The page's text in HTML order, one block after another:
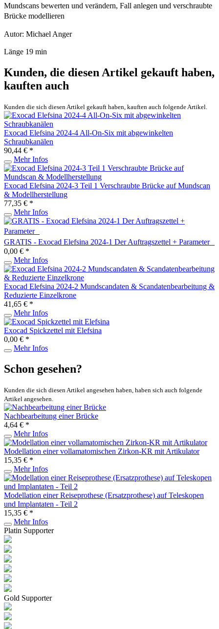
Mundscans bewerten und verändern, Fall anlegen und verschraubte
Brücke modellieren
Autor: Michael Anger
Länge 19 min
Kunden, die diesen Artikel gekauft haben,
kauften auch
Kunden die sich diesen Artikel gekauft haben, kauften auch folgende Artikel.
Exocad Elefsina 2024-4 All-On-Six mit abgewinkelten
Schraubkanälen
90,44 € *
Mehr Infos
Exocad Elefsina 2024-3 Teil 1 Verschraubte Brücke auf Mundscan
& Modellherstellung
77,35 € *
Mehr Infos
GRATIS - Exocad Elefsina 2024-1 Der Auftragszettel + Parameter
0,00 € *
Mehr Infos
Exocad Elefsina 2024-2 Mundscandaten & Scandatenbearbeitung &
Reduzierte Einzelkrone
41,65 € *
Mehr Infos
Exocad Spickzettel mit Elefsina
0,00 € *
Mehr Infos
Schon gesehen?
Kunden die sich diesen Artikel angesehen haben, haben sich auch folgende
Artikel angesehen.
Nachbearbeitung einer Brücke
4,64 € *
Mehr Infos
Modellation einer vollamatomischen Zirkon-KR mit Artikulator
15,35 € *
Mehr Infos
Modellation einer Reiseprothese (Ersatzprothese) auf Teleskopen
und Implantaten - Teil 2
15,35 € *
Mehr Infos
Platin Supporter
Gold Supporter